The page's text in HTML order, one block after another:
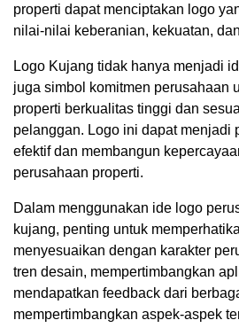
properti dapat menciptakan logo
nilai-nilai keberanian, kekuatan,
Logo Kujang tidak hanya menjadi
juga simbol komitmen perusahaan
properti berkualitas tinggi dan
pelanggan. Logo ini dapat menjadi
efektif dan membangun
perusahaan properti.
Dalam menggunakan ide logo
kujang, penting untuk
menyesuaikan dengan karakter
tren desain, mempertimbangkan
mendapatkan feedback dari
mempertimbangkan aspek-aspek